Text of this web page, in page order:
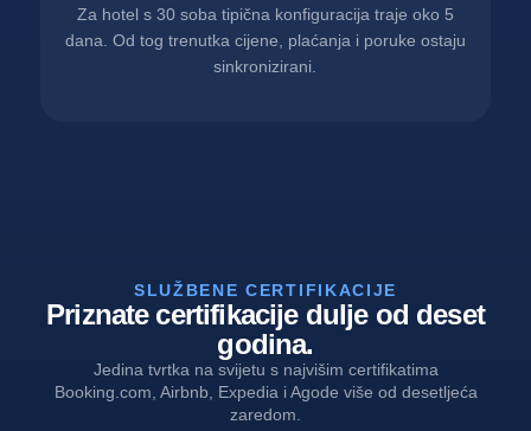
Za hotel s 30 soba tipična konfiguracija traje oko 5
dana. Od tog trenutka cijene, plaćanja i poruke ostaju
sinkronizirani.
SLUŽBENE CERTIFIKACIJE
Priznate certifikacije dulje od deset
godina.
Jedina tvrtka na svijetu s najvišim certifikatima
Booking.com, Airbnb, Expedia i Agode više od desetljeća
zaredom.